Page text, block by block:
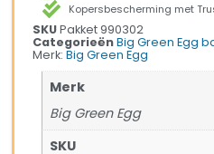
Kopersbescherming met
SKUPakket 990302
Categorieën Big Green Egg
Merk:Big Green Egg
Merk
Big Green Egg
SKU